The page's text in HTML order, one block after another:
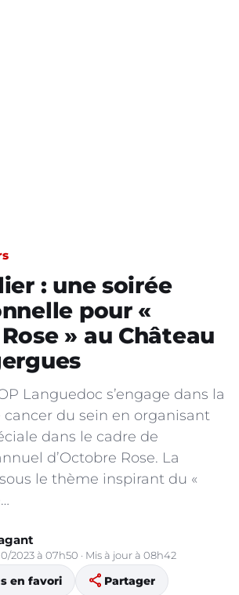
: une soirée
pour «
» au Château
Languedoc s’engage dans la
du sein en organisant
dans le cadre de
d’Octobre Rose. La
le thème inspirant du «
2023 à 07h50 · Mis à jour à 08h42
en favori share Partager